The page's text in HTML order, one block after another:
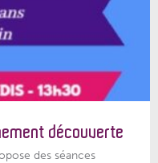
découverte
des séances